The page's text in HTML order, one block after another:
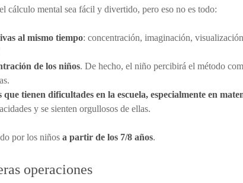
cálculo mental sea fácil y divertido, pero eso no es todo:
al mismo tiempo: concentración, imaginación,
de los niños. De hecho, el niño percibirá el método
tienen dificultades en la escuela, especialmente en
y se sienten orgullosos de ellas.
por los niños a partir de los 7/8 años.
operaciones